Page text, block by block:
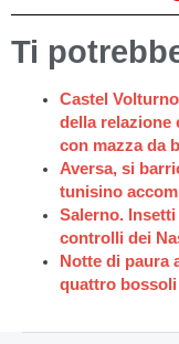
Ti
Castel
della relazione
con mazza da
Aversa, si
tunisino
Salerno.
controlli dei
Notte di paura
quattro